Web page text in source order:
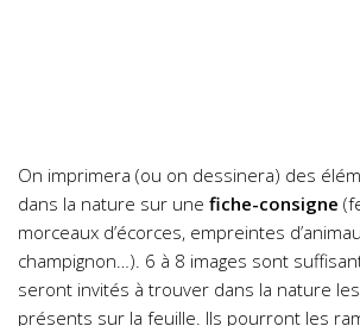
On imprimera (ou on dessinera) des
dans la nature sur une fiche-consigne
morceaux d’écorces, empreintes
champignon…). 6 à 8 images sont
seront invités à trouver dans la nature
présents sur la feuille. Ils pourront les